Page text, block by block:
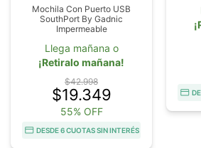
Mochila Con Puerto USB
SouthPort By Gadnic
Impermeable
Llega mañana o
¡Retiralo mañana!
$42.998
$19.349
55% OFF
DESDE 6 CUOTAS SIN INTERÉS